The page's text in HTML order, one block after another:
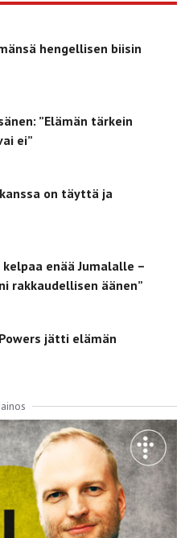
hengellisen biisin
”Elämän tärkein
ei”
kanssa on täyttä ja
enää Jumalalle –
rakkaudellisen äänen”
jätti elämän